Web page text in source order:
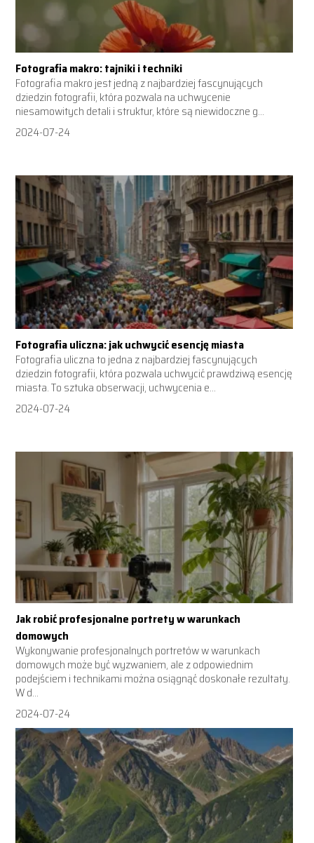
Fotografia makro: tajniki i techniki
Fotografia makro jest jedną z najbardziej fascynujących
dziedzin fotografii, która pozwala na uchwycenie
niesamowitych detali i struktur, które są niewidoczne g...
2024-07-24
Fotografia uliczna: jak uchwycić esencję miasta
Fotografia uliczna to jedna z najbardziej fascynujących
dziedzin fotografii, która pozwala uchwycić prawdziwą esencję
miasta. To sztuka obserwacji, uchwycenia e...
2024-07-24
Jak robić profesjonalne portrety w warunkach
domowych
Wykonywanie profesjonalnych portretów w warunkach
domowych może być wyzwaniem, ale z odpowiednim
podejściem i technikami można osiągnąć doskonałe rezultaty.
W d...
2024-07-24